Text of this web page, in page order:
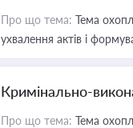
Про що тема: Тема
ухвалення актів і
Кримінально-
Про що тема: Тема